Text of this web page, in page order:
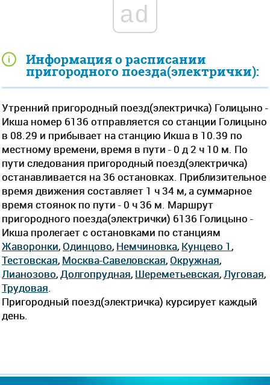
Информация о расписании
пригородного поезда(электрички):
Утренний пригородный поезд(электричка) Голицыно -
Икша номер 6136 отправляется со станции Голицыно
в 08.29 и прибывает на станцию Икша в 10.39 по
местному времени, время в пути - 0 д 2 ч 10 м. По
пути следования пригородный поезд(электричка)
останавливается на 36 остановках. Приблизительное
время движения составляет 1 ч 34 м, а суммарное
время стоянок по пути - 0 ч 36 м. Маршрут
пригородного поезда(электрички) 6136 Голицыно -
Икша пролегает c остановками по станциям
Жаворонки,Одинцово, Немчиновка, Кунцево 1 ,
Тестовская, Москва-Савеловская,Окружная,
Лианозово, Долгопрудная, Шереметьевская, Луговая,
Трудовая
Пригородный поезд(электричка) курсирует каждый
день.
ad